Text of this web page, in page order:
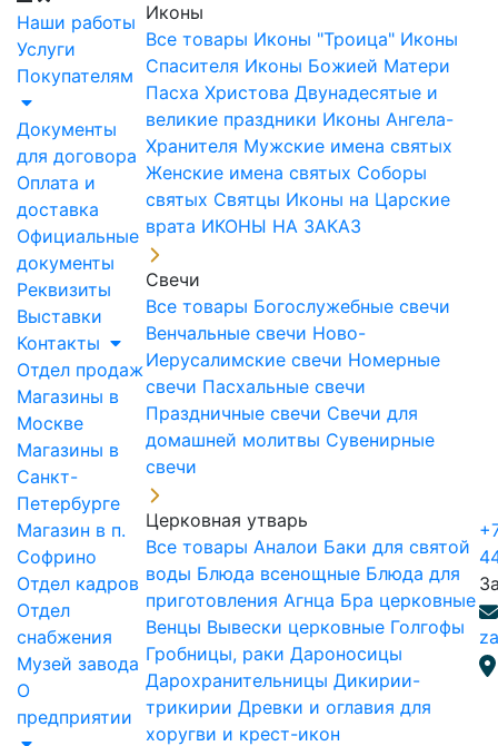
Наши работы
Услуги
Покупателям
Документы
для договора
Оплата и
доставка
Официальные
документы
Реквизиты
Выставки
Контакты
Отдел продаж
Магазины в
Москве
Магазины в
Санкт-
Петербурге
Магазин в п.
Софрино
Отдел кадров
Отдел
снабжения
Музей завода
О
предприятии
Иконы
Все товары Иконы "Троица" Иконы
Спасителя Иконы Божией Матери
Пасха Христова Двунадесятые и
великие праздники Иконы Ангела-
Хранителя Мужские имена святых
Женские имена святых Соборы
святых Святцы Иконы на Царские
врата ИКОНЫ НА ЗАКАЗ
Свечи
Все товары Богослужебные свечи
Венчальные свечи Ново-
Иерусалимские свечи Номерные
свечи Пасхальные свечи
Праздничные свечи Свечи для
домашней молитвы Сувенирные
свечи
Церковная утварь
Все товары Аналои Баки для святой
воды Блюда всенощные Блюда для
приготовления Агнца Бра церковные
Венцы Вывески церковные Голгофы
Гробницы, раки Дароносицы
Дарохранительницы Дикирии-
трикирии Древки и оглавия для
хоругви и крест-икон